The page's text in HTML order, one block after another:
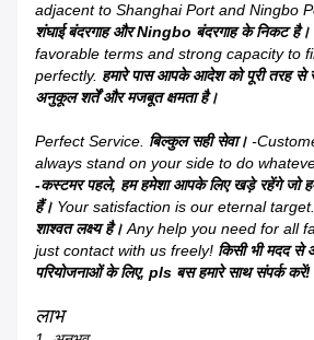
adjacent to Shanghai Port and Ningbo
शंघाई बंदरगाह और Ningbo बंदरगाह के निकट है।
favorable terms and strong capacity to
perfectly. हमारे पास आपके आदेश को पूरी तरह से
अनुकूल शर्तें और मजबूत क्षमता है।
Perfect Service. बिल्कुल सही सेवा। -
always stand on your side to do
-कस्टमर पहले, हम हमेशा आपके लिए खड़े रहेंगे जो
हैं। Your satisfaction is our eternal target.
शाश्वत लक्ष्य है। Any help you need for all
just contact with us freely! किसी भी मदद
परियोजनाओं के लिए, pls बस हमारे साथ संपर्क करें!
लाभ